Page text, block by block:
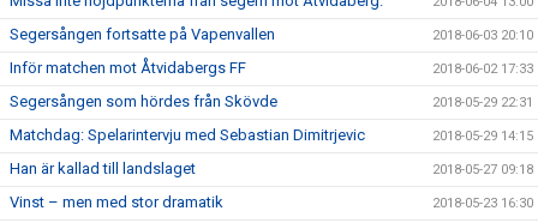
Segersången fortsatte på Vapenvallen 2018-06-03 20:10
Inför matchen mot Åtvidabergs FF 2018-06-02 17:33
Segersången som hördes från Skövde 2018-05-29 22:31
Matchdag: Spelarintervju med Sebastian Dimitrjevic 2018-05-29 14:15
Han är kallad till landslaget 2018-05-27 09:18
Vinst – men med stor dramatik 2018-05-23 16:30